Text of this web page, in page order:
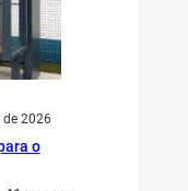
2026
o